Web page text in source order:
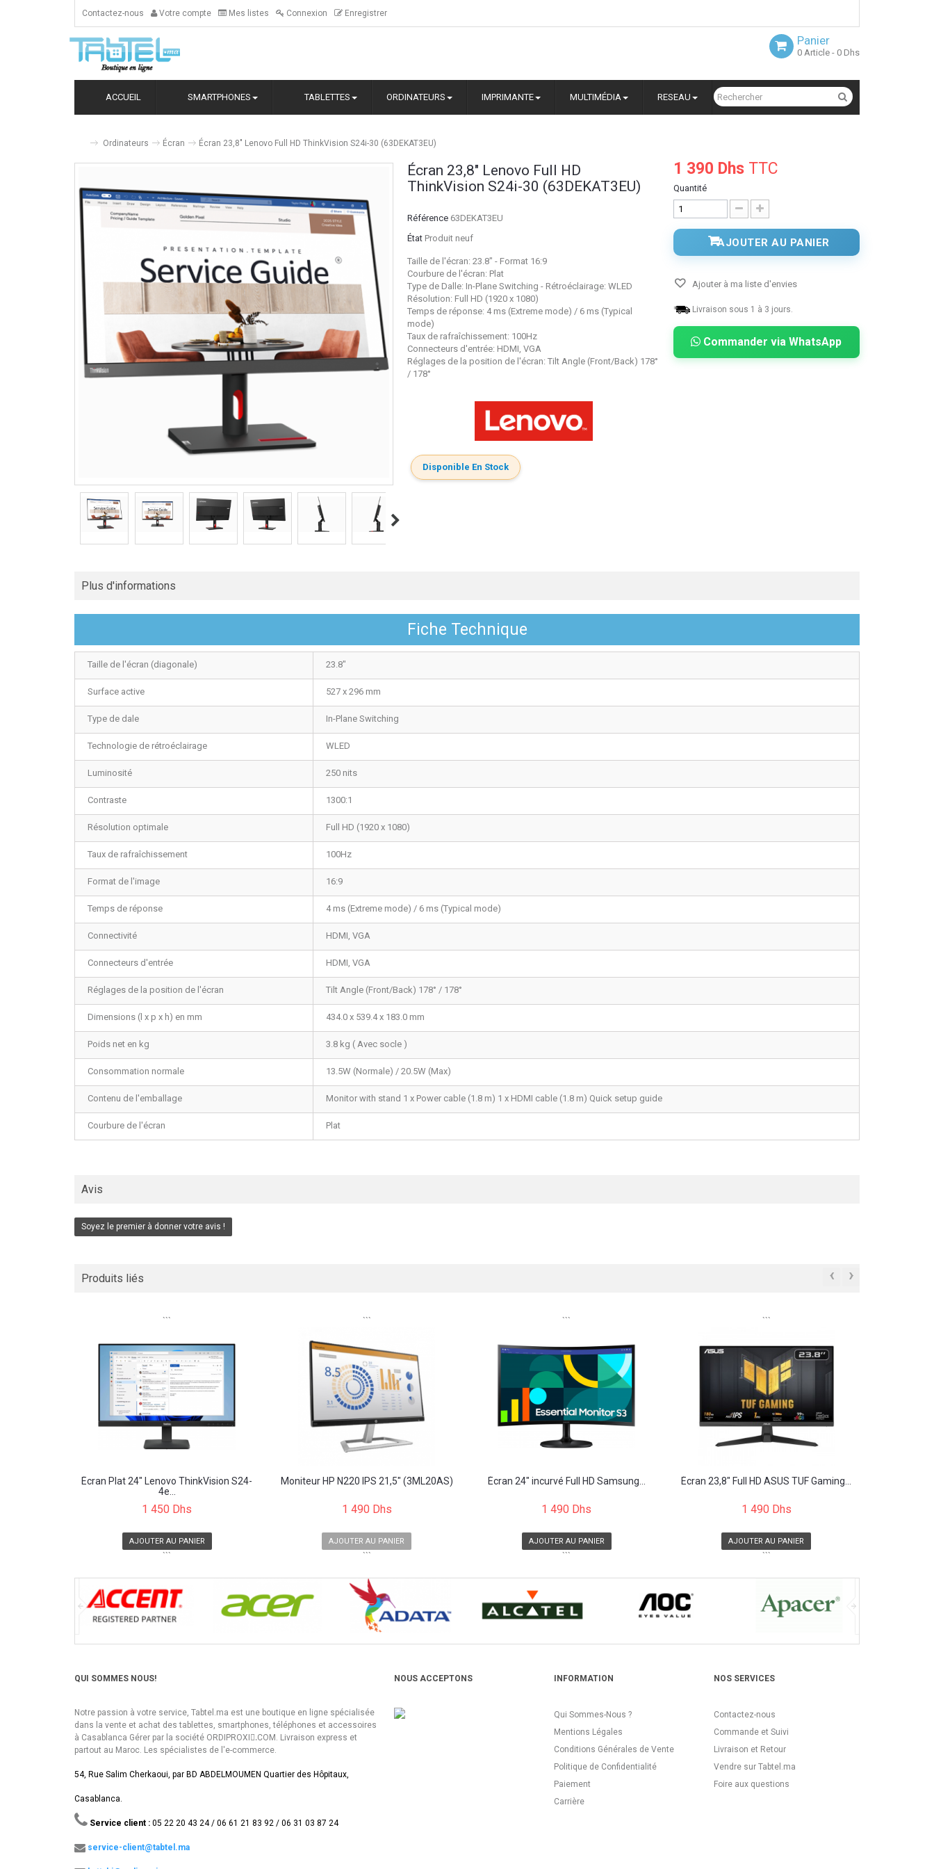
Contactez-nous Votre compte Mes listes Connexion Enregistrer
Panier
0 Article - 0 Dhs
ACCUEIL SMARTPHONES TABLETTES ORDINATEURS IMPRIMANTE MULTIMÉDIA RESEAU
Ordinateurs Écran Écran 23,8" Lenovo Full HD ThinkVision S24i-30 (63DEKAT3EU)
Écran 23,8" Lenovo Full HD
ThinkVision S24i-30 (63DEKAT3EU)
Référence 63DEKAT3EU
État Produit neuf
Taille de l'écran: 23.8" - Format 16:9
Courbure de l'écran: Plat
Type de Dalle: In-Plane Switching - Rétroéclairage: WLED
Résolution: Full HD (1920 x 1080)
Temps de réponse: 4 ms (Extreme mode) / 6 ms (Typical
mode)
Taux de rafraîchissement: 100Hz
Connecteurs d'entrée: HDMI, VGA
Réglages de la position de l'écran: Tilt Angle (Front/Back) 178°
/ 178°
Disponible En Stock
1 390 Dhs TTC
Quantité
AJOUTER AU PANIER
Ajouter à ma liste d'envies
Livraison sous 1 à 3 jours.
Commander via WhatsApp
Plus d'informations
Fiche Technique
Taille de l'écran (diagonale) 23.8"
Surface active 527 x 296 mm
Type de dale In-Plane Switching
Technologie de rétroéclairage WLED
Luminosité 250 nits
Contraste 1300:1
Résolution optimale Full HD (1920 x 1080)
Taux de rafraîchissement 100Hz
Format de l'image 16:9
Temps de réponse 4 ms (Extreme mode) / 6 ms (Typical mode)
Connectivité HDMI, VGA
Connecteurs d'entrée HDMI, VGA
Réglages de la position de l'écran Tilt Angle (Front/Back) 178° / 178°
Dimensions (l x p x h) en mm 434.0 x 539.4 x 183.0 mm
Poids net en kg 3.8 kg ( Avec socle )
Consommation normale 13.5W (Normale) / 20.5W (Max)
Contenu de l'emballage Monitor with stand 1 x Power cable (1.8 m) 1 x HDMI cable (1.8 m) Quick setup guide
Courbure de l'écran Plat
Avis
Soyez le premier à donner votre avis !
Produits liés ‹ ›
```
Écran Plat 24" Lenovo ThinkVision S24-
4e...
1 450 Dhs
AJOUTER AU PANIER
```
```
Moniteur HP N220 IPS 21,5" (3ML20AS)
1 490 Dhs
AJOUTER AU PANIER
```
```
Écran 24" incurvé Full HD Samsung...
1 490 Dhs
AJOUTER AU PANIER
```
```
Écran 23,8" Full HD ASUS TUF Gaming...
1 490 Dhs
AJOUTER AU PANIER
```
QUI SOMMES NOUS!
Notre passion à votre service, Tabtel.ma est une boutique en ligne spécialisée
dans la vente et achat des tablettes, smartphones, téléphones et accessoires
à Casablanca Gérer par la société ORDIPROXI.ِCOM. Livraison express et
partout au Maroc. Les spécialistes de l'e-commerce.
54, Rue Salim Cherkaoui, par BD ABDELMOUMEN Quartier des Hôpitaux,
Casablanca.
Service client : 05 22 20 43 24 / 06 61 21 83 92 / 06 31 03 87 24
service-client@tabtel.ma
NOUS ACCEPTONS INFORMATION
Qui Sommes-Nous ?
Mentions Légales
Conditions Générales de Vente
Politique de Confidentialité
Paiement
Carrière
NOS SERVICES
Contactez-nous
Commande et Suivi
Livraison et Retour
Vendre sur Tabtel.ma
Foire aux questions